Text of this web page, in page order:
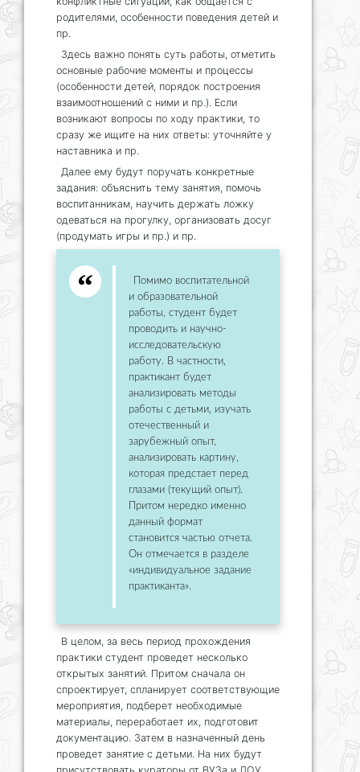
родителями, особенности поведения детей и
пр.
Здесь важно понять суть работы, отметить
основные рабочие моменты и процессы
(особенности детей, порядок построения
взаимоотношений с ними и пр.). Если
возникают вопросы по ходу практики, то
сразу же ищите на них ответы: уточняйте у
наставника и пр.
Далее ему будут поручать конкретные
задания: объяснить тему занятия, помочь
воспитанникам, научить держать ложку
одеваться на прогулку, организовать досуг
(продумать игры и пр.) и пр.
Помимо воспитательной
и образовательной
работы, студент будет
проводить и научно-
исследовательскую
работу. В частности,
практикант будет
анализировать методы
работы с детьми, изучать
отечественный и
зарубежный опыт,
анализировать картину,
которая предстает перед
глазами (текущий опыт).
Притом нередко именно
данный формат
становится частью отчета.
Он отмечается в разделе
«индивидуальное задание
практиканта».
В целом, за весь период прохождения
практики студент проведет несколько
открытых занятий. Притом сначала он
спроектирует, спланирует соответствующие
мероприятия, подберет необходимые
материалы, переработает их, подготовит
документацию. Затем в назначенный день
проведет занятие с детьми. На них будут